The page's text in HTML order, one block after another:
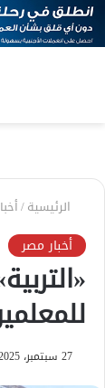
الرئيسية/
أخبار مصر
27 سبتمبر، 2025